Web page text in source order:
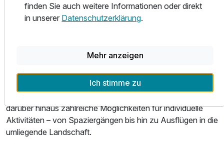
Wellness & Freizeit
Das Hotel setzt auf eine ruhige, ungezwungene
Umgebung in entspannter Atmosphäre zu genießen.
Ergänzt wird das Angebot durch ein Lesezimmer, das sich
ideal für ruhige Momente eignet, sowie eine TV-Lounge für
darüber hinaus zahlreiche Möglichkeiten für individuelle
Aktivitäten – von Spaziergängen bis hin zu Ausflügen in die
umliegende Landschaft.
finden Sie auch weitere Informationen oder direkt
in unserer Datenschutzerklärung.
Mehr anzeigen
Ich stimme zu